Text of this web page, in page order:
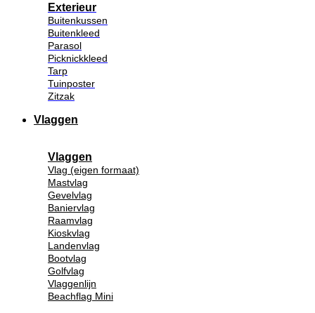
Exterieur
Buitenkussen
Buitenkleed
Parasol
Picknickkleed
Tarp
Tuinposter
Zitzak
Vlaggen
Vlaggen
Vlag (eigen formaat)
Mastvlag
Gevelvlag
Baniervlag
Raamvlag
Kioskvlag
Landenvlag
Bootvlag
Golfvlag
Vlaggenlijn
Beachflag Mini